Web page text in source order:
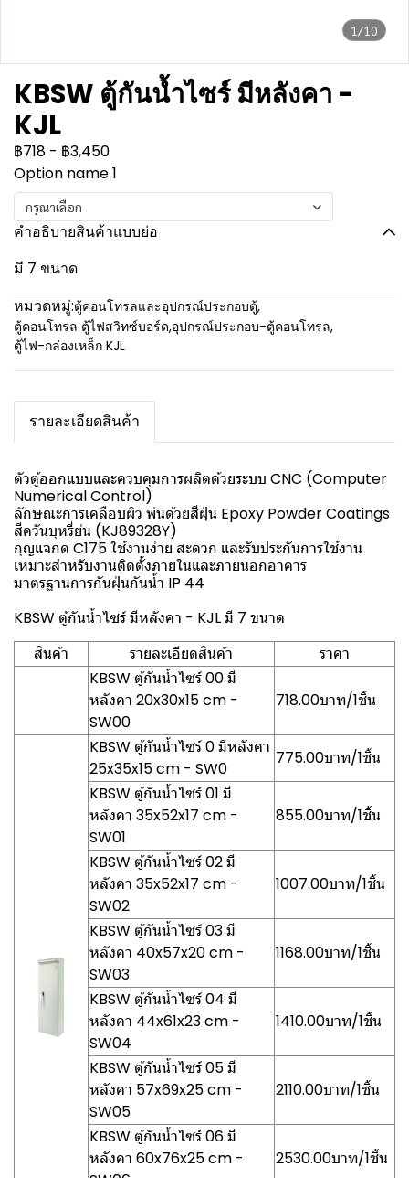
1/10
KBSW ตู้กันน้ำไซร์ มีหลังคา -
KJL
฿718 - ฿3,450
Option name 1
กรุณาเลือก
คำอธิบายสินค้าแบบย่อ
มี 7 ขนาด
หมวดหมู่:ตู้คอนโทรลและอุปกรณ์ประกอบตู้,
ตู้คอนโทรล ตู้ไฟสวิทซ์บอร์ด,อุปกรณ์ประกอบ-ตู้คอนโทรล,
ตู้ไฟ-กล่องเหล็ก KJL
รายละเอียดสินค้า
ตัวตู้ออกแบบและควบคุมการผลิตด้วยระบบ CNC (Computer
Numerical Control)
ลักษณะการเคลือบผิว พ่นด้วยสีฝุ่น Epoxy Powder Coatings
สีควันบุหรี่ย่น (KJ89328Y)
กุญแจกด C175 ใช้งานง่าย สะดวก และรับประกันการใช้งาน
เหมาะสำหรับงานติดตั้งภายในและภายนอกอาคาร
มาตรฐานการกันฝุ่นกันน้ำ IP 44
KBSW ตู้กันน้ำไซร์ มีหลังคา - KJL มี 7 ขนาด
สินค้า
รายละเอียดสินค้า
ราคา
KBSW ตู้กันน้ำไซร์ 00 มี
หลังคา 20x30x15 cm -
SW00
718.00บาท/1ชิ้น
KBSW ตู้กันน้ำไซร์ 0 มีหลังคา
25x35x15 cm - SW0
775.00บาท/1ชิ้น
KBSW ตู้กันน้ำไซร์ 01 มี
หลังคา 35x52x17 cm -
SW01
855.00บาท/1ชิ้น
KBSW ตู้กันน้ำไซร์ 02 มี
หลังคา 35x52x17 cm -
SW02
1007.00บาท/1ชิ้น
KBSW ตู้กันน้ำไซร์ 03 มี
หลังคา 40x57x20 cm -
SW03
1168.00บาท/1ชิ้น
KBSW ตู้กันน้ำไซร์ 04 มี
หลังคา 44x61x23 cm -
SW04
1410.00บาท/1ชิ้น
KBSW ตู้กันน้ำไซร์ 05 มี
หลังคา 57x69x25 cm -
SW05
2110.00บาท/1ชิ้น
KBSW ตู้กันน้ำไซร์ 06 มี
หลังคา 60x76x25 cm -
2530.00บาท/1ชิ้น